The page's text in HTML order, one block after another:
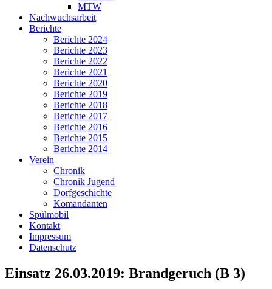
MTW
Nachwuchsarbeit
Berichte
Berichte 2024
Berichte 2023
Berichte 2022
Berichte 2021
Berichte 2020
Berichte 2019
Berichte 2018
Berichte 2017
Berichte 2016
Berichte 2015
Berichte 2014
Verein
Chronik
Chronik Jugend
Dorfgeschichte
Komandanten
Spülmobil
Kontakt
Impressum
Datenschutz
Einsatz 26.03.2019: Brandgeruch (B 3)